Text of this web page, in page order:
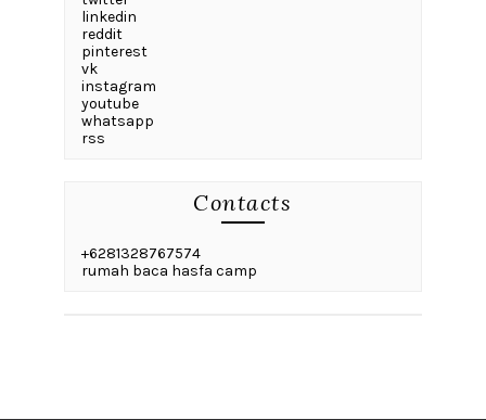
linkedin
reddit
pinterest
vk
instagram
youtube
whatsapp
rss
Contacts
+6281328767574
rumah baca hasfa camp